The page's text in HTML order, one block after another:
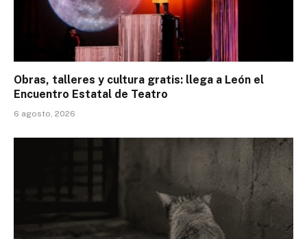
Obras, talleres y cultura gratis: llega a León el
Encuentro Estatal de Teatro
6 agosto, 2026